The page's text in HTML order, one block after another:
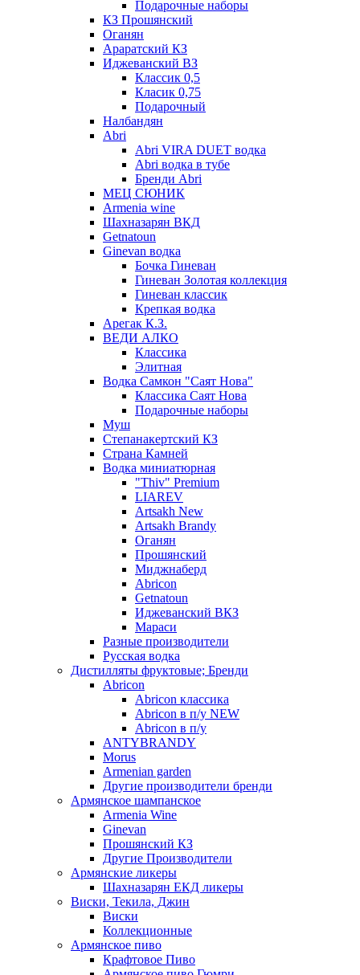
Подарочные наборы
КЗ Прошянский
Оганян
Араратский КЗ
Иджеванский ВЗ
Классик 0,5
Класик 0,75
Подарочный
Налбандян
Abri
Abri VIRA DUET водка
Abri водка в тубе
Бренди Abri
МЕЦ СЮНИК
Armenia wine
Шахназарян ВКД
Getnatoun
Ginevan водка
Бочка Гиневан
Гиневан Золотая коллекция
Гиневан классик
Крепкая водка
Арегак К.З.
ВЕДИ АЛКО
Классика
Элитная
Водка Самкон "Саят Нова"
Классика Саят Нова
Подарочные наборы
Муш
Степанакертский КЗ
Страна Камней
Водка миниатюрная
"Thiv" Premium
LIAREV
Artsakh New
Artsakh Brandy
Оганян
Прошянский
Миджнаберд
Abricon
Getnatoun
Иджеванский ВКЗ
Мараси
Разные производители
Русская водка
Дистилляты фруктовые; Бренди
Abricon
Abricon классика
Abricon в п/у NEW
Abricon в п/у
ANTYBRANDY
Morus
Armenian garden
Другие производители бренди
Армянское шампанское
Armenia Wine
Ginevan
Прошянский КЗ
Другие Производители
Армянские ликеры
Шахназарян ЕКД ликеры
Виски, Текила, Джин
Виски
Коллекционные
Армянское пиво
Крафтовое Пиво